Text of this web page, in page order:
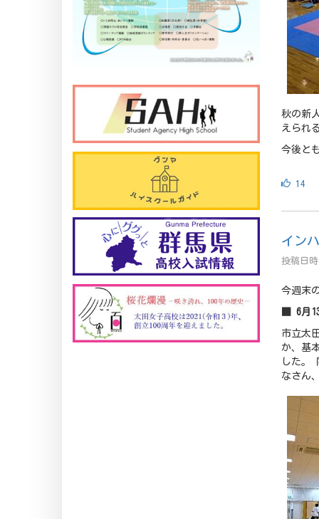
秋の新
えられ
今後と
14
イン
投稿日
今週末
■ 6月
市立太
か、基
した。
なさん